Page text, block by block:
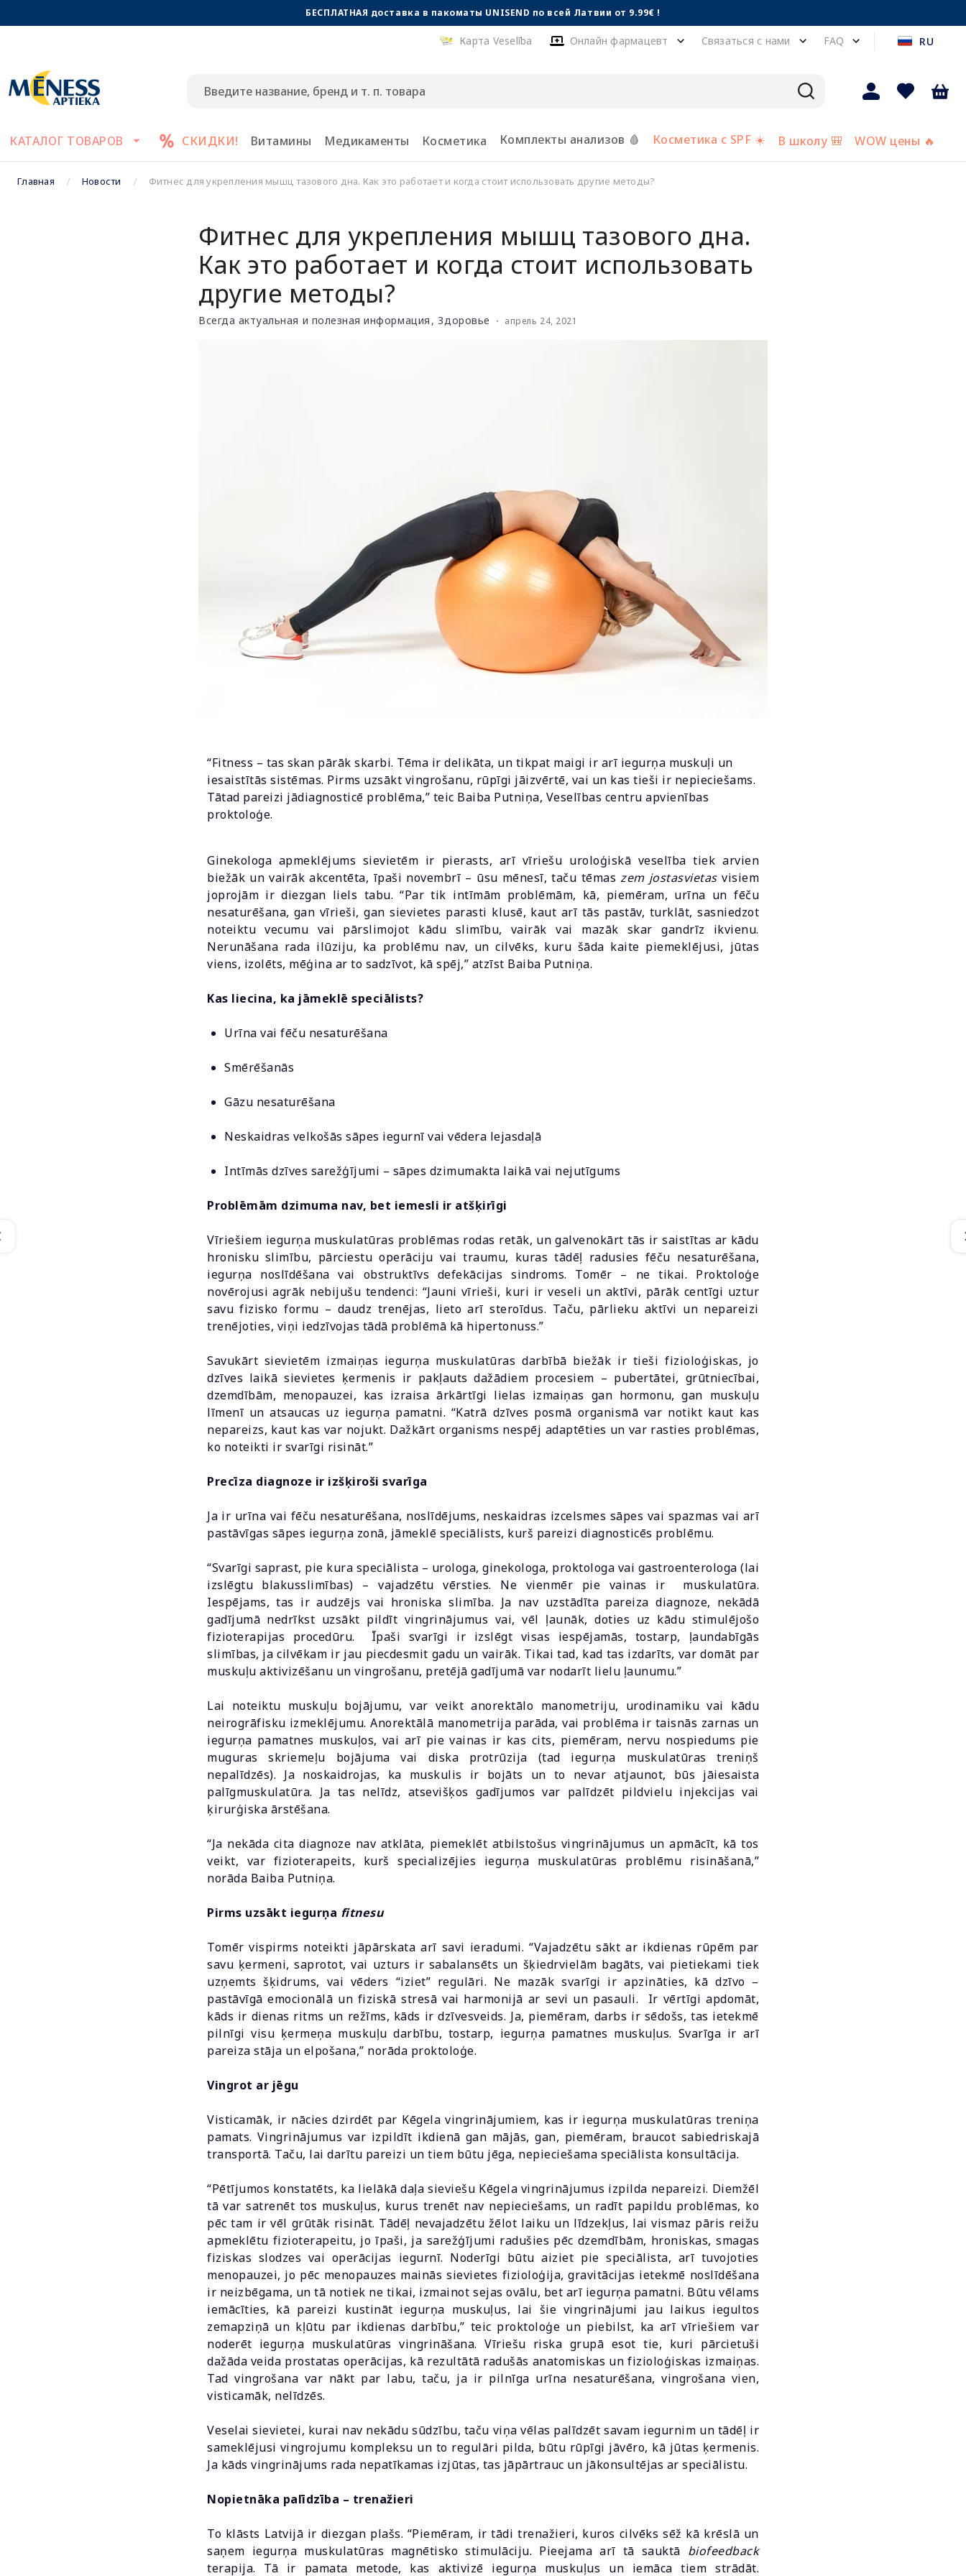
БЕСПЛАТНАЯ доставка в пакоматы UNISEND по всей Латвии от 9.99€ !
Карта Veselība Онлайн фармацевт Связаться с нами FAQ RU
КАТАЛОГ ТОВАРОВ СКИДКИ! Витамины Медикаменты Косметика Комплекты анализов 🩸 Косметика с SPF ☀️ В школу 🎒 WOW цены 🔥
Главная Новости Фитнес для укрепления мышц тазового дна. Как это работает и когда стоит использовать другие методы?
Фитнес для укрепления мышц тазового дна.
Как это работает и когда стоит использовать
другие методы?
Всегда актуальная и полезная информация Здоровье ・ апрель 24, 2021
“Fitness – tas skan pārāk skarbi. Tēma ir delikāta, un tikpat maigi ir arī iegurņa muskuļi un
iesaistītās sistēmas. Pirms uzsākt vingrošanu, rūpīgi jāizvērtē, vai un kas tieši ir nepieciešams.
Tātad pareizi jādiagnosticē problēma,” teic Baiba Putniņa, Veselības centru apvienības
proktoloģe.
Ginekologa apmeklējums sievietēm ir pierasts, arī vīriešu uroloģiskā veselība tiek arvien
biežāk un vairāk akcentēta, īpaši novembrī – ūsu mēnesī, taču tēmaszem jostasvietasvisiem
joprojām ir diezgan liels tabu. “Par tik intīmām problēmām, kā, piemēram, urīna un fēču
nesaturēšana, gan vīrieši, gan sievietes parasti klusē, kaut arī tās pastāv, turklāt, sasniedzot
noteiktu vecumu vai pārslimojot kādu slimību, vairāk vai mazāk skar gandrīz ikvienu.
Nerunāšana rada ilūziju, ka problēmu nav, un cilvēks, kuru šāda kaite piemeklējusi, jūtas
viens, izolēts, mēģina ar to sadzīvot, kā spēj,” atzīst Baiba Putniņa.
Kas liecina, ka jāmeklē speciālists?
Urīna vai fēču nesaturēšana
Smērēšanās
Gāzu nesaturēšana
Neskaidras velkošās sāpes iegurnī vai vēdera lejasdaļā
Intīmās dzīves sarežģījumi – sāpes dzimumakta laikā vai nejutīgums
Problēmām dzimuma nav, bet iemesli ir atšķirīgi
Vīriešiem iegurņa muskulatūras problēmas rodas retāk, un galvenokārt tās ir saistītas ar kādu
hronisku slimību, pārciestu operāciju vai traumu, kuras tādēļ radusies fēču nesaturēšana,
iegurņa noslīdēšana vai obstruktīvs defekācijas sindroms. Tomēr – ne tikai. Proktoloģe
novērojusi agrāk nebijušu tendenci: “Jauni vīrieši, kuri ir veseli un aktīvi, pārāk centīgi uztur
savu fizisko formu – daudz trenējas, lieto arī steroīdus. Taču, pārlieku aktīvi un nepareizi
trenējoties, viņi iedzīvojas tādā problēmā kā hipertonuss.”
Savukārt sievietēm izmaiņas iegurņa muskulatūras darbībā biežāk ir tieši fizioloģiskas, jo
dzīves laikā sievietes ķermenis ir pakļauts dažādiem procesiem – pubertātei, grūtniecībai,
dzemdībām, menopauzei, kas izraisa ārkārtīgi lielas izmaiņas gan hormonu, gan muskuļu
līmenī un atsaucas uz iegurņa pamatni. “Katrā dzīves posmā organismā var notikt kaut kas
nepareizs, kaut kas var nojukt. Dažkārt organisms nespēj adaptēties un var rasties problēmas,
ko noteikti ir svarīgi risināt.”
Precīza diagnoze ir izšķiroši svarīga
Ja ir urīna vai fēču nesaturēšana, noslīdējums, neskaidras izcelsmes sāpes vai spazmas vai arī
pastāvīgas sāpes iegurņa zonā, jāmeklē speciālists, kurš pareizi diagnosticēs problēmu.
“Svarīgi saprast, pie kura speciālista – urologa, ginekologa, proktologa vai gastroenterologa (lai
izslēgtu blakusslimības) – vajadzētu vērsties. Ne vienmēr pie vainas ir muskulatūra.
Iespējams, tas ir audzējs vai hroniska slimība. Ja nav uzstādīta pareiza diagnoze, nekādā
gadījumā nedrīkst uzsākt pildīt vingrinājumus vai, vēl ļaunāk, doties uz kādu stimulējošo
fizioterapijas procedūru. Īpaši svarīgi ir izslēgt visas iespējamās, tostarp, ļaundabīgās
slimības, ja cilvēkam ir jau piecdesmit gadu un vairāk. Tikai tad, kad tas izdarīts, var domāt par
muskuļu aktivizēšanu un vingrošanu, pretējā gadījumā var nodarīt lielu ļaunumu.”
Lai noteiktu muskuļu bojājumu, var veikt anorektālo manometriju, urodinamiku vai kādu
neirogrāfisku izmeklējumu. Anorektālā manometrija parāda, vai problēma ir taisnās zarnas un
iegurņa pamatnes muskuļos, vai arī pie vainas ir kas cits, piemēram, nervu nospiedums pie
muguras skriemeļu bojājuma vai diska protrūzija (tad iegurņa muskulatūras treniņš
nepalīdzēs). Ja noskaidrojas, ka muskulis ir bojāts un to nevar atjaunot, būs jāiesaista
palīgmuskulatūra. Ja tas nelīdz, atsevišķos gadījumos var palīdzēt pildvielu injekcijas vai
ķirurģiska ārstēšana.
“Ja nekāda cita diagnoze nav atklāta, piemeklēt atbilstošus vingrinājumus un apmācīt, kā tos
veikt, var fizioterapeits, kurš specializējies iegurņa muskulatūras problēmu risināšanā,”
norāda Baiba Putniņa.
Pirms uzsākt iegurņa fitnesu
Tomēr vispirms noteikti jāpārskata arī savi ieradumi. “Vajadzētu sākt ar ikdienas rūpēm par
savu ķermeni, saprotot, vai uzturs ir sabalansēts un šķiedrvielām bagāts, vai pietiekami tiek
uzņemts šķidrums, vai vēders “iziet” regulāri. Ne mazāk svarīgi ir apzināties, kā dzīvo –
pastāvīgā emocionālā un fiziskā stresā vai harmonijā ar sevi un pasauli. Ir vērtīgi apdomāt,
kāds ir dienas ritms un režīms, kāds ir dzīvesveids. Ja, piemēram, darbs ir sēdošs, tas ietekmē
pilnīgi visu ķermeņa muskuļu darbību, tostarp, iegurņa pamatnes muskuļus. Svarīga ir arī
pareiza stāja un elpošana,” norāda proktoloģe.
Vingrot ar jēgu
Visticamāk, ir nācies dzirdēt par Kēgela vingrinājumiem, kas ir iegurņa muskulatūras treniņa
pamats. Vingrinājumus var izpildīt ikdienā gan mājās, gan, piemēram, braucot sabiedriskajā
transportā. Taču, lai darītu pareizi un tiem būtu jēga, nepieciešama speciālista konsultācija.
“Pētījumos konstatēts, ka lielākā daļa sieviešu Kēgela vingrinājumus izpilda nepareizi. Diemžēl
tā var satrenēt tos muskuļus, kurus trenēt nav nepieciešams, un radīt papildu problēmas, ko
pēc tam ir vēl grūtāk risināt. Tādēļ nevajadzētu žēlot laiku un līdzekļus, lai vismaz pāris reižu
apmeklētu fizioterapeitu, jo īpaši, ja sarežģījumi radušies pēc dzemdībām, hroniskas, smagas
fiziskas slodzes vai operācijas iegurnī. Noderīgi būtu aiziet pie speciālista, arī tuvojoties
menopauzei, jo pēc menopauzes mainās sievietes fizioloģija, gravitācijas ietekmē noslīdēšana
ir neizbēgama, un tā notiek ne tikai, izmainot sejas ovālu, bet arī iegurņa pamatni. Būtu vēlams
iemācīties, kā pareizi kustināt iegurņa muskuļus, lai šie vingrinājumi jau laikus iegultos
zemapziņā un kļūtu par ikdienas darbību,” teic proktoloģe un piebilst, ka arī vīriešiem var
noderēt iegurņa muskulatūras vingrināšana. Vīriešu riska grupā esot tie, kuri pārcietuši
dažāda veida prostatas operācijas, kā rezultātā radušās anatomiskas un fizioloģiskas izmaiņas.
Tad vingrošana var nākt par labu, taču, ja ir pilnīga urīna nesaturēšana, vingrošana vien,
visticamāk, nelīdzēs.
Veselai sievietei, kurai nav nekādu sūdzību, taču viņa vēlas palīdzēt savam iegurnim un tādēļ ir
sameklējusi vingrojumu kompleksu un to regulāri pilda, būtu rūpīgi jāvēro, kā jūtas ķermenis.
Ja kāds vingrinājums rada nepatīkamas izjūtas, tas jāpārtrauc un jākonsultējas ar speciālistu.
Nopietnāka palīdzība – trenažieri
To klāsts Latvijā ir diezgan plašs. “Piemēram, ir tādi trenažieri, kuros cilvēks sēž kā krēslā un
saņem iegurņa muskulatūras magnētisko stimulāciju. Pieejama arī tā sauktā biofeedback
terapija. Tā ir pamata metode, kas aktivizē iegurņa muskuļus un iemāca tiem strādāt.